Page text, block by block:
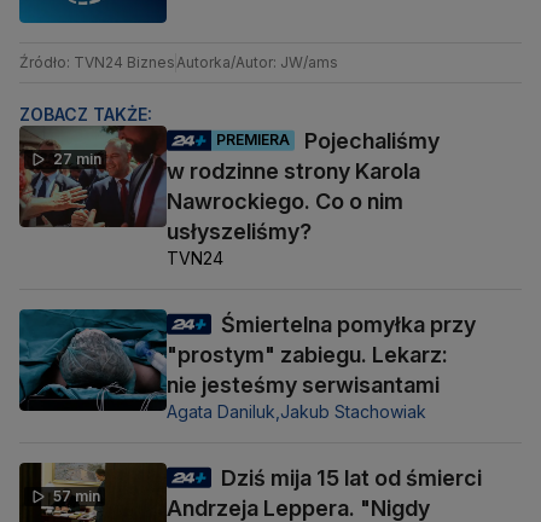
Źródło: TVN24 Biznes Autorka/Autor: JW/ams
ZOBACZ TAKŻE:
27 min
PREMIERA
Pojechaliśmy
w rodzinne strony Karola
Nawrockiego. Co o nim
usłyszeliśmy?
TVN24
Śmiertelna pomyłka przy
"prostym" zabiegu. Lekarz:
nie jesteśmy serwisantami
Agata Daniluk, Jakub Stachowiak
57 min
Dziś mija 15 lat od śmierci
Andrzeja Leppera. "Nigdy